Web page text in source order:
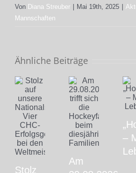
Von Diana Streuber Mai 19th, 2025
Mannschaften
Ähnliche Beiträge
Stolz
Am
–